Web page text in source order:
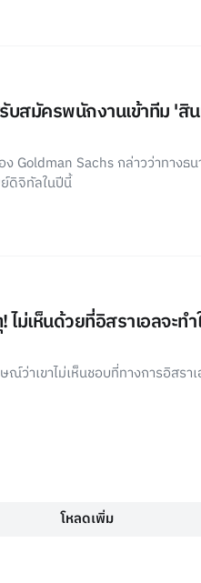
บสมัครพนักงานเข้าทีม 'สิ
Goldman Sachs กล่าวว่าทางธน
ดิจิทัลในปีนี้
ม่เห็นด้วยที่อิสราเอลจะท
าเขาไม่เห็นชอบที่ทางการอิสราเ
โหลดเพิ่ม